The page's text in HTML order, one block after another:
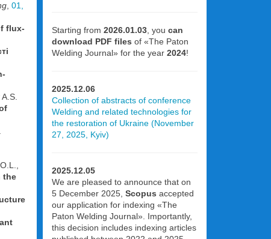
01,
flux-
the
Starting from 2026.01.03, you can
download PDF files of «The Paton
Welding Journal» for the year 2024!
2025.12.06
Collection of abstracts of conference
Welding and related technologies for
the restoration of Ukraine (November
27, 2025, Kyiv)
2025.12.05
We are pleased to announce that on
5 December 2025, Scopus accepted
our application for indexing «The
Paton Welding Journal». Importantly,
this decision includes indexing articles